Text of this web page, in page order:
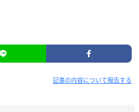
記事の内容について報告する